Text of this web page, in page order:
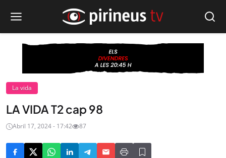
La vida
LA VIDA T2 cap 98
Abril 17, 2024 - 17:42 87